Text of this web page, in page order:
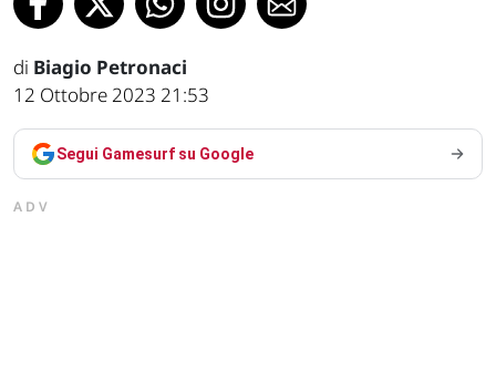
di Biagio Petronaci
12 Ottobre 2023 21:53
Segui Gamesurf su Google
ADV